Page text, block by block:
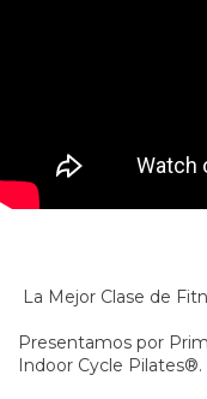
La Mejor
Presentamos por
Indoor